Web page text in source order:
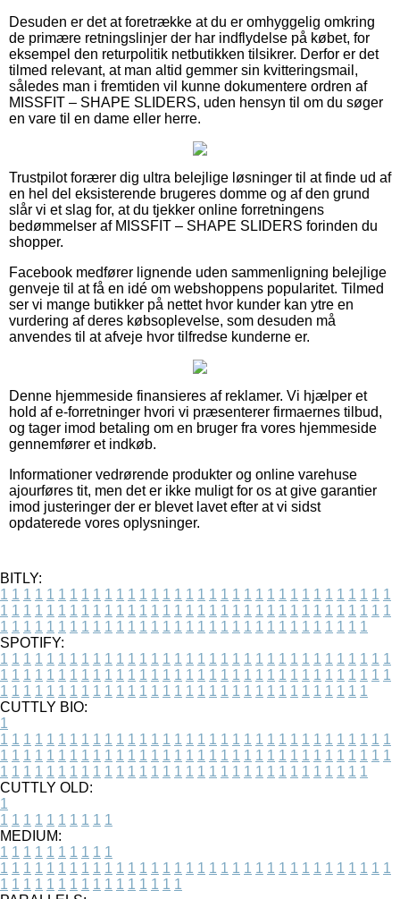
Desuden er det at foretrække at du er omhyggelig omkring
de primære retningslinjer der har indflydelse på købet, for
eksempel den returpolitik netbutikken tilsikrer. Derfor er det
tilmed relevant, at man altid gemmer sin kvitteringsmail,
således man i fremtiden vil kunne dokumentere ordren af
MISSFIT – SHAPE SLIDERS, uden hensyn til om du søger
en vare til en dame eller herre.
Trustpilot forærer dig ultra belejlige løsninger til at finde ud af
en hel del eksisterende brugeres domme og af den grund
slår vi et slag for, at du tjekker online forretningens
bedømmelser af MISSFIT – SHAPE SLIDERS forinden du
shopper.
Facebook medfører lignende uden sammenligning belejlige
genveje til at få en idé om webshoppens popularitet. Tilmed
ser vi mange butikker på nettet hvor kunder kan ytre en
vurdering af deres købsoplevelse, som desuden må
anvendes til at afveje hvor tilfredse kunderne er.
Denne hjemmeside finansieres af reklamer. Vi hjælper et
hold af e-forretninger hvori vi præsenterer firmaernes tilbud,
og tager imod betaling om en bruger fra vores hjemmeside
gennemfører et indkøb.
Informationer vedrørende produkter og online varehuse
ajourføres tit, men det er ikke muligt for os at give garantier
imod justeringer der er blevet lavet efter at vi sidst
opdaterede vores oplysninger.
BITLY:
1 1 1 1 1 1 1 1 1 1 1 1 1 1 1 1 1 1 1 1 1 1 1 1 1 1 1 1 1 1 1 1 1 1
1 1 1 1 1 1 1 1 1 1 1 1 1 1 1 1 1 1 1 1 1 1 1 1 1 1 1 1 1 1 1 1 1 1
1 1 1 1 1 1 1 1 1 1 1 1 1 1 1 1 1 1 1 1 1 1 1 1 1 1 1 1 1 1 1 1
SPOTIFY:
1 1 1 1 1 1 1 1 1 1 1 1 1 1 1 1 1 1 1 1 1 1 1 1 1 1 1 1 1 1 1 1 1 1
1 1 1 1 1 1 1 1 1 1 1 1 1 1 1 1 1 1 1 1 1 1 1 1 1 1 1 1 1 1 1 1 1 1
1 1 1 1 1 1 1 1 1 1 1 1 1 1 1 1 1 1 1 1 1 1 1 1 1 1 1 1 1 1 1 1
CUTTLY BIO:
1
1 1 1 1 1 1 1 1 1 1 1 1 1 1 1 1 1 1 1 1 1 1 1 1 1 1 1 1 1 1 1 1 1 1
1 1 1 1 1 1 1 1 1 1 1 1 1 1 1 1 1 1 1 1 1 1 1 1 1 1 1 1 1 1 1 1 1 1
1 1 1 1 1 1 1 1 1 1 1 1 1 1 1 1 1 1 1 1 1 1 1 1 1 1 1 1 1 1 1 1
CUTTLY OLD:
1
1 1 1 1 1 1 1 1 1 1
MEDIUM:
1 1 1 1 1 1 1 1 1 1
1 1 1 1 1 1 1 1 1 1 1 1 1 1 1 1 1 1 1 1 1 1 1 1 1 1 1 1 1 1 1 1 1 1
1 1 1 1 1 1 1 1 1 1 1 1 1 1 1 1